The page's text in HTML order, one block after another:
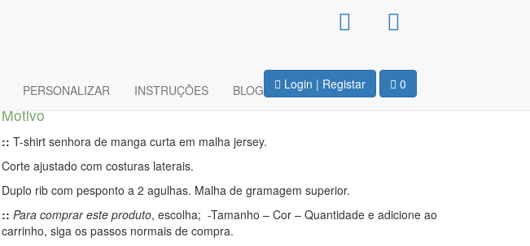
Login | Registar 0
PERSONALIZAR INSTRUÇÕES BLOG
Espantalho
Motivo
:: T-shirt senhora de manga curta em malha jersey.
Corte ajustado com costuras laterais.
Duplo rib com pesponto a 2 agulhas. Malha de gramagem superior.
:: Para comprar este produto, escolha; -Tamanho – Cor – Quantidade e adicione ao
carrinho, siga os passos normais de compra.